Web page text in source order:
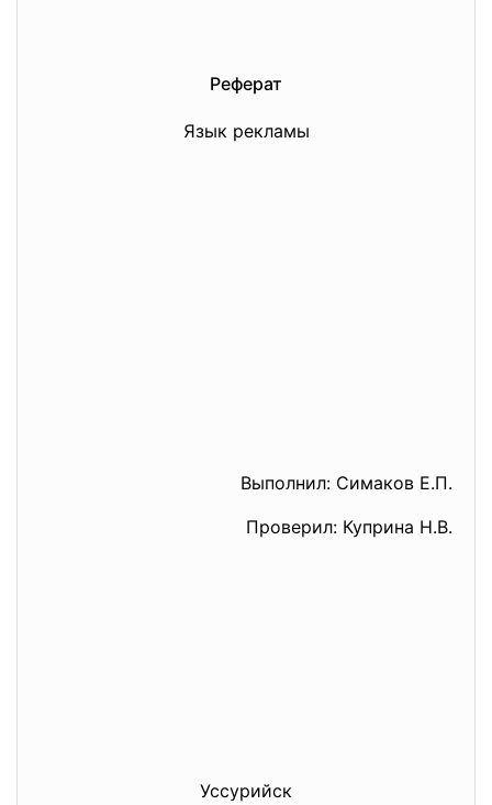
Реферат
Язык рекламы
Выполнил: Симаков Е.П.
Проверил: Куприна Н.В.
Уссурийск